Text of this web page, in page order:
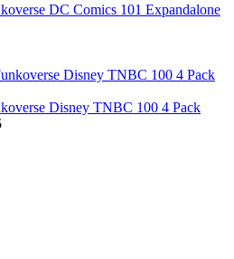
DC Comics 101 Expandalone
Disney TNBC 100 4 Pack